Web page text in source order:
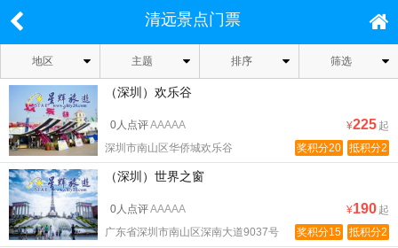
清远景点门票
地区 主题 排序 筛选
（深圳）欢乐谷
0人点评AAAAA ¥225 起
抵积分2
奖积分20
深圳市南山区华侨城欢乐谷
（深圳）世界之窗
0人点评AAAAA ¥190 起
抵积分2
奖积分15
广东省深圳市南山区深南大道9037号